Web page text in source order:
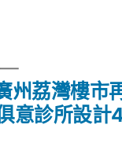
下
一
篇
州荔灣樓市
意診所設計